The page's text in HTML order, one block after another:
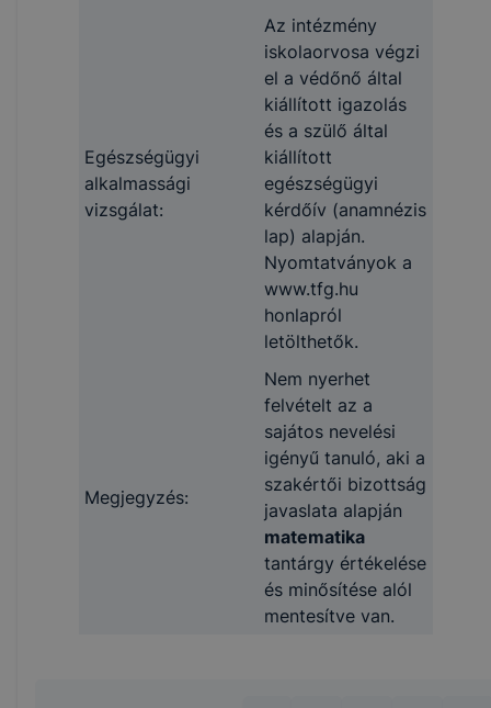
Egészségügyi
alkalmassági
vizsgálat:
Az intézmény
iskolaorvosa végzi
el a védőnő által
kiállított igazolás
és a szülő által
kiállított
egészségügyi
kérdőív (anamnézis
lap) alapján.
Nyomtatványok a
www.tfg.hu
honlapról
letölthetők.
Megjegyzés:
Nem nyerhet
felvételt az a
sajátos nevelési
igényű tanuló, aki a
szakértői bizottság
javaslata alapján
matematika
tantárgy értékelése
és minősítése alól
mentesítve van.